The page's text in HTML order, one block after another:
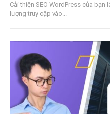
Cải thiện SEO WordPress của bạn
lượng truy cập vào...